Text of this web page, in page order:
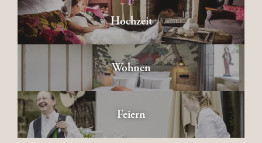
Hochzeit
Wohnen
Feiern